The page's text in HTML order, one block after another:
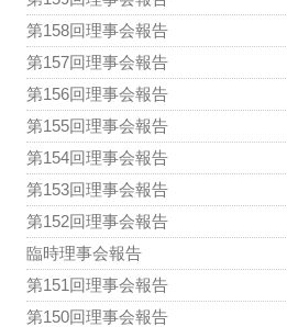
第158回理事会報告
第157回理事会報告
第156回理事会報告
第155回理事会報告
第154回理事会報告
第153回理事会報告
第152回理事会報告
臨時理事会報告
第151回理事会報告
第150回理事会報告